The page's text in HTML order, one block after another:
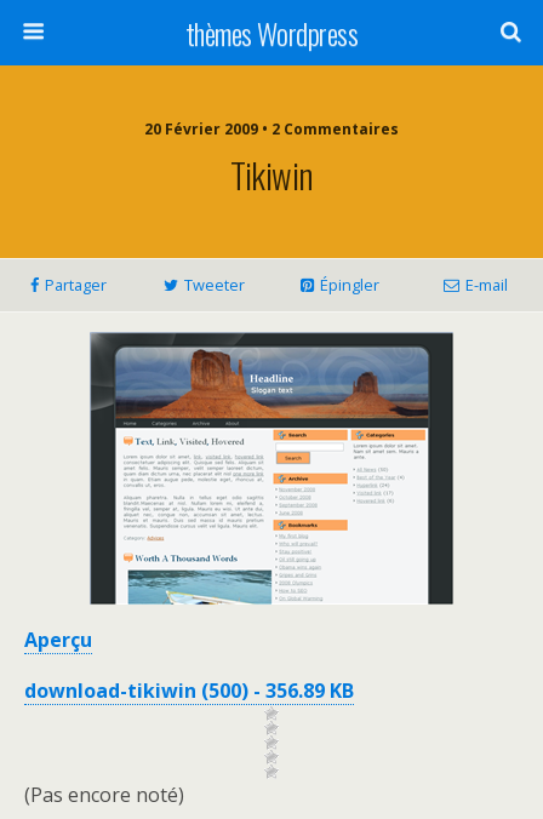
thèmes Wordpress
20 Février 2009 • 2 Commentaires
Tikiwin
Partager Tweeter Épingler E-mail
Aperçu
download-tikiwin (500) - 356.89 KB
(Pas encore noté)